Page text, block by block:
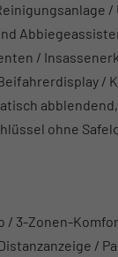
/
ohne
/ 3-Zonen-
/